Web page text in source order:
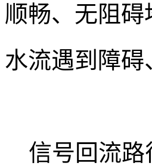
顺畅、无阻
水流遇到障
信号回流路